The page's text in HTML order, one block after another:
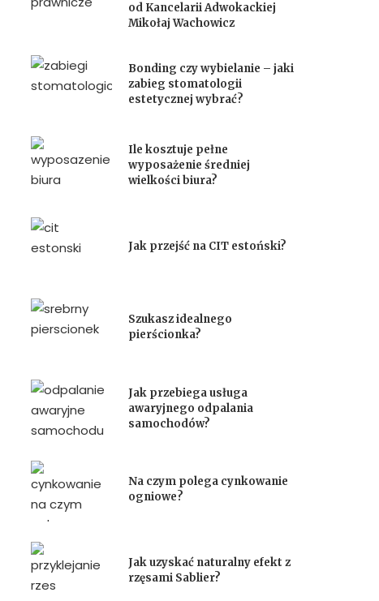
od Kancelarii Adwokackiej
Mikołaj Wachowicz
Bonding czy wybielanie – jaki
zabieg stomatologii
estetycznej wybrać?
Ile kosztuje pełne
wyposażenie średniej
wielkości biura?
Jak przejść na CIT estoński?
Szukasz idealnego
pierścionka?
Jak przebiega usługa
awaryjnego odpalania
samochodów?
Na czym polega cynkowanie
ogniowe?
Jak uzyskać naturalny efekt z
rzęsami Sablier?